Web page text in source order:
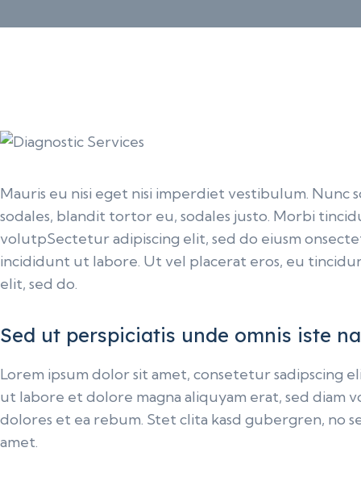
Mauris eu nisi eget nisi imperdiet vestibulum. Nunc
sodales, blandit tortor eu, sodales justo. Morbi
volutpSectetur adipiscing elit, sed do eiusm
incididunt ut labore. Ut vel placerat eros, eu
elit, sed do.
Sed ut perspiciatis unde omnis iste
Lorem ipsum dolor sit amet, consetetur sadipscing
ut labore et dolore magna aliquyam erat, sed diam
dolores et ea rebum. Stet clita kasd gubergren, no
amet.